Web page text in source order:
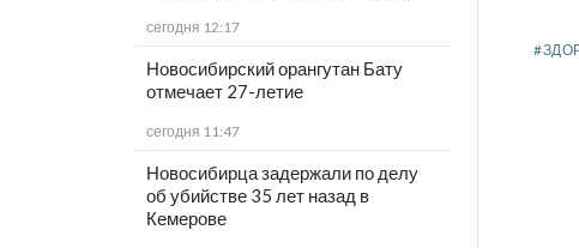
сегодня 12:17
Новосибирский орангутан Бату
отмечает 27-летие
сегодня 11:47
Новосибирца задержали по делу
об убийстве 35 лет назад в
Кемерове